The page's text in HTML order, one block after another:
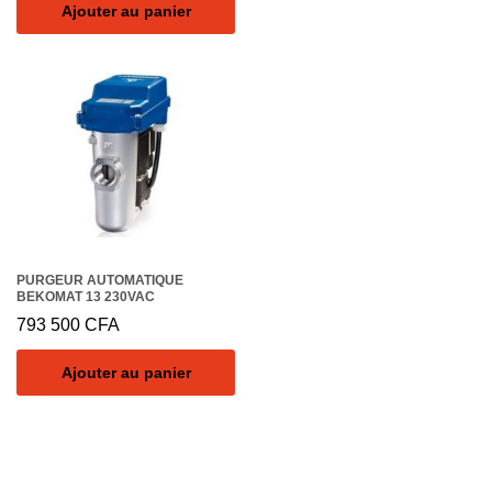
Ajouter au panier
PURGEUR AUTOMATIQUE
BEKOMAT 13 230VAC
793 500 CFA
Ajouter au panier